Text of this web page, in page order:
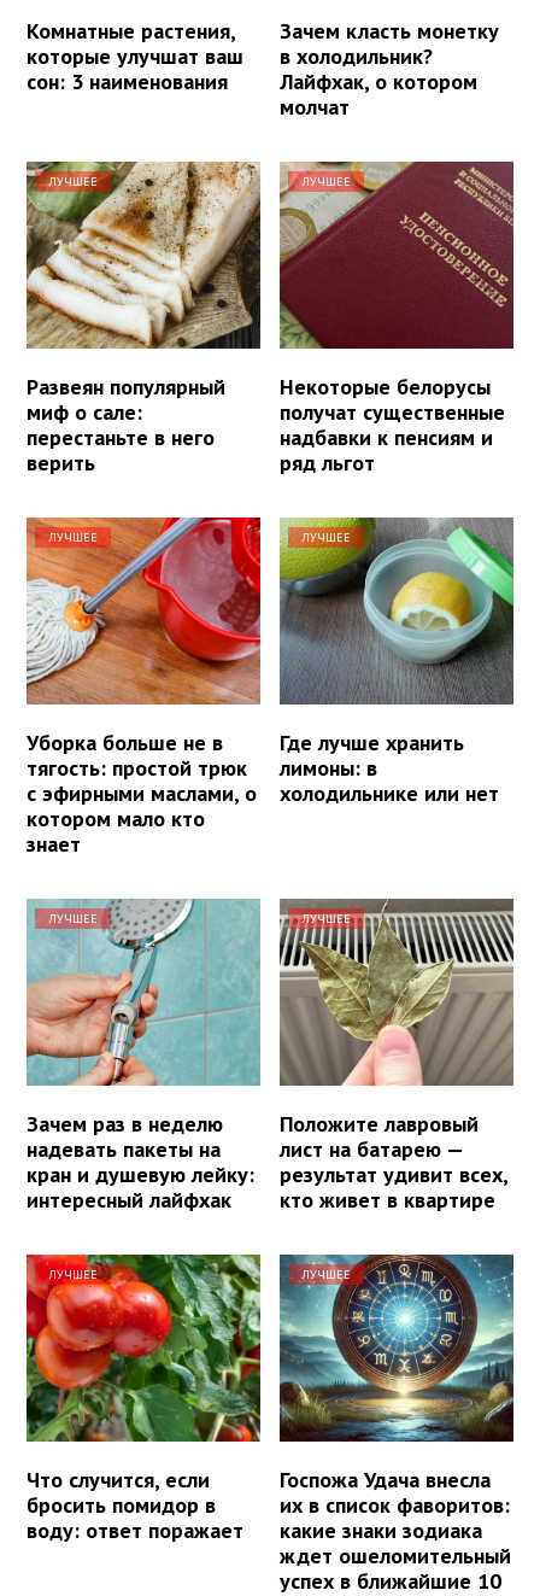
Комнатные растения,
которые улучшат ваш
сон: 3 наименования
Зачем класть монетку
в холодильник?
Лайфхак, о котором
молчат
ЛУЧШЕЕ
Развеян популярный
миф о сале:
перестаньте в него
верить
ЛУЧШЕЕ
Некоторые белорусы
получат существенные
надбавки к пенсиям и
ряд льгот
ЛУЧШЕЕ
Уборка больше не в
тягость: простой трюк
с эфирными маслами, о
котором мало кто
знает
ЛУЧШЕЕ
Где лучше хранить
лимоны: в
холодильнике или нет
ЛУЧШЕЕ
Зачем раз в неделю
надевать пакеты на
кран и душевую лейку:
интересный лайфхак
ЛУЧШЕЕ
Положите лавровый
лист на батарею —
результат удивит всех,
кто живет в квартире
ЛУЧШЕЕ
Что случится, если
бросить помидор в
воду: ответ поражает
ЛУЧШЕЕ
Госпожа Удача внесла
их в список фаворитов:
какие знаки зодиака
ждет ошеломительный
успех в ближайшие 10